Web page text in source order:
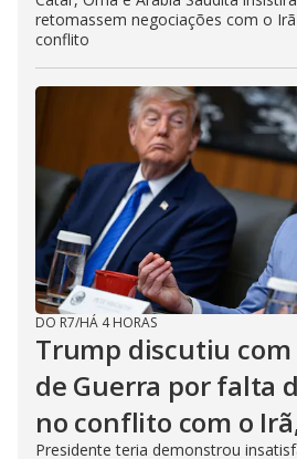
retomassem negociações com o
conflito
DO R7/HÁ 4 HORAS
Trump discutiu
de Guerra por falta
no conflito com o
Presidente teria demonstrou